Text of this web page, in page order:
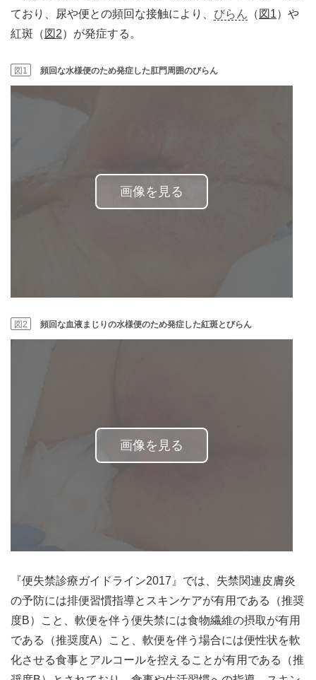
ており、尿や便との頻回な接触により、 びらん （ 図1）や
紅斑（ 図2）が発症する。
図1 頻回な水様便のため発症した肛門周囲のびらん
画像を見る
図2 頻回な血液まじりの水様便のため発症した紅斑とびらん
画像を見る
『便失禁診療ガイドライン2017』では、失禁関連皮膚炎
の予防には排便習慣指導とスキンケアが有用である（推奨
度B）こと、軟便を伴う便失禁には食物繊維の摂取が有用
である（推奨度A）こと、軟便を伴う場合には便性状を軟
化させる食事とアルコールを控えることが有用である（推